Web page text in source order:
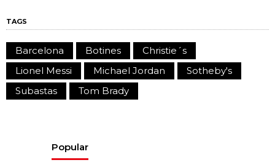
TAGS
Barcelona Botines
Christie´s
Lionel Messi
Michael Jordan
Sotheby's
Subastas
Tom Brady
Popular